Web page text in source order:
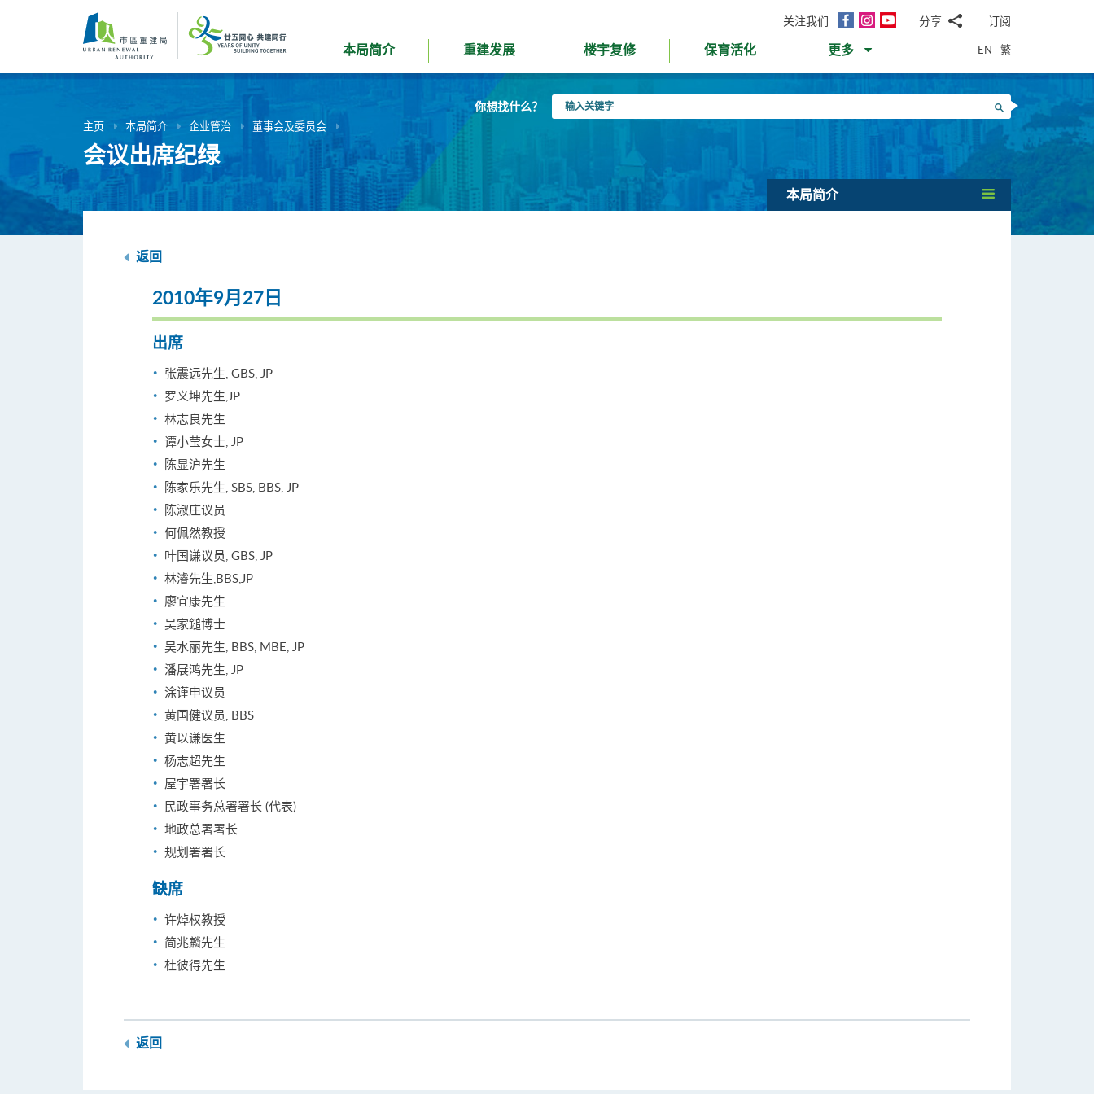
内
关注我们
面
InstagramYouTube分享
邮WhatsApp
微
信
面
书Twitter
LinkedIn
微
订阅
本局简介 重建发展 楼宇复修 保育活化 更多 EN 繁
你想找什么？
入
搜寻
主页 本局简介 企业管治 董事会及委员会
会议出席纪绿
本局简介
返回
2010年9月27日
出席
张震远先生, GBS, JP
罗义坤先生,JP
林志良先生
谭小莹女士, JP
陈显沪先生
陈家乐先生, SBS, BBS, JP
陈淑庄议员
何佩然教授
叶国谦议员, GBS, JP
林濬先生,BBS,JP
廖宜康先生
吴家鎚博士
吴水丽先生, BBS, MBE, JP
潘展鸿先生, JP
涂谨申议员
黄国健议员, BBS
黄以谦医生
杨志超先生
屋宇署署长
民政事务总署署长 (代表)
地政总署署长
规划署署长
缺席
许焯权教授
简兆麟先生
杜彼得先生
返回